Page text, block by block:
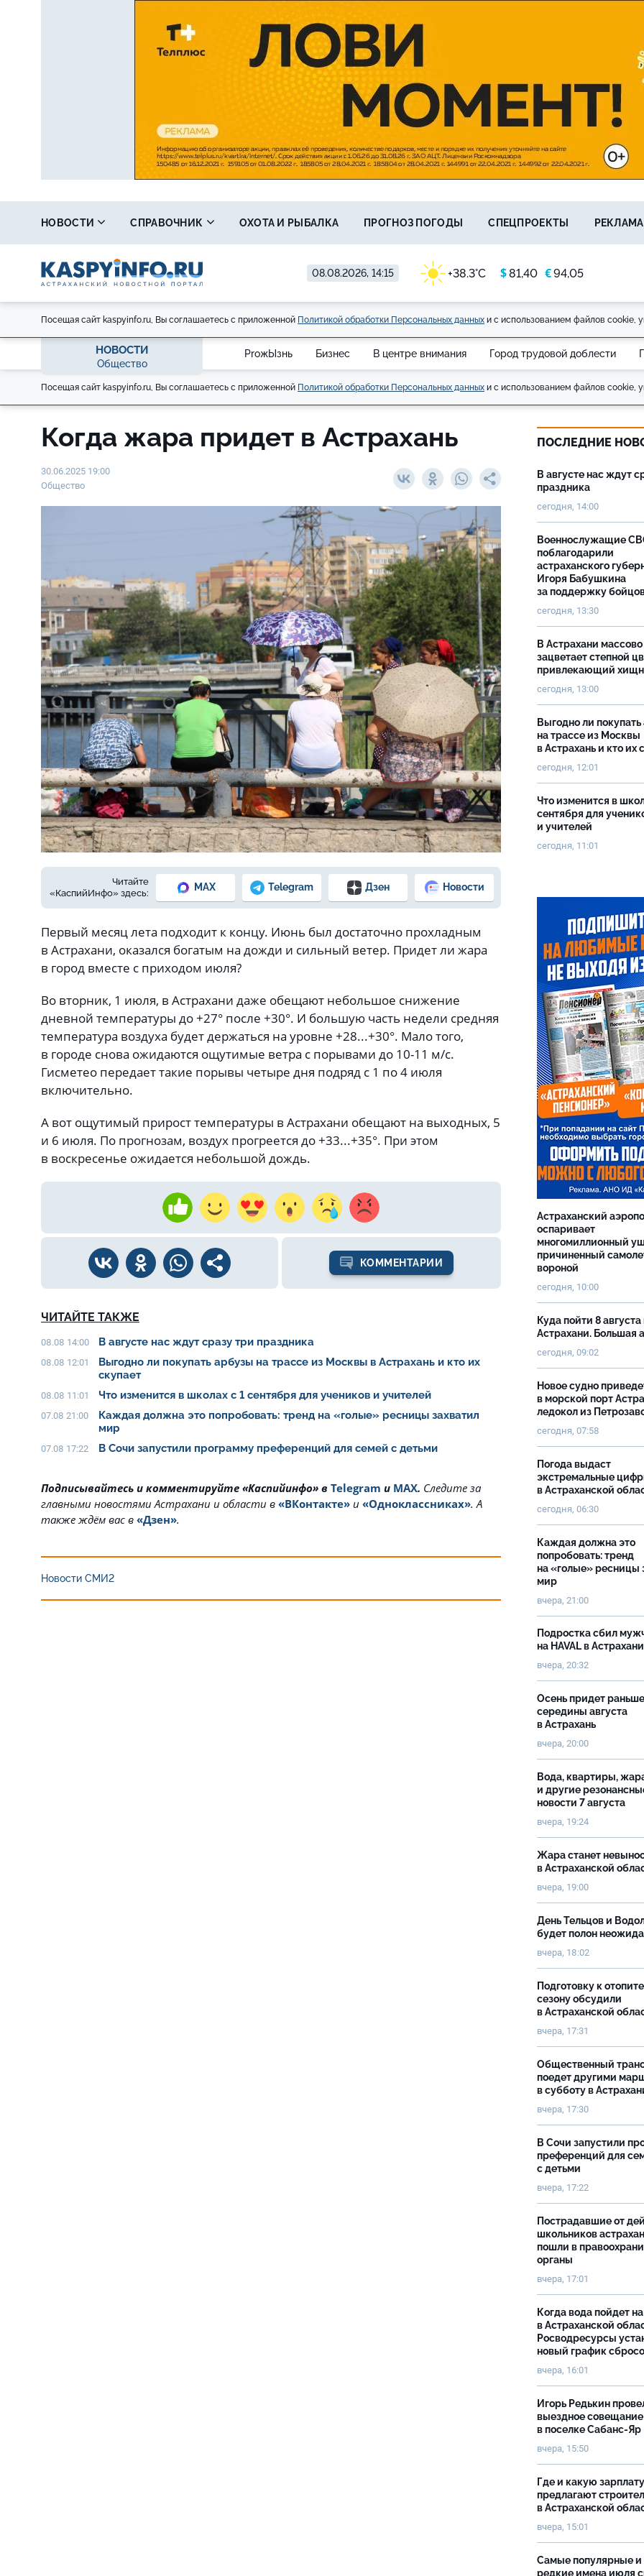
08.08.2026, 14:15 +38.3°C $81,40 €94,05
НОВОСТИ СПРАВОЧНИК ОХОТА И РЫБАЛКА ПРОГНОЗ ПОГОДЫ СПЕЦПРОЕКТЫ
Посещая сайт kaspyinfo.ru, Вы соглашаетесь с приложенной Политикой обработки Персональных данных и с использованием файлов cookie,
НОВОСТИ
Общество
ProжЫзнь Бизнес В центре внимания Город трудовой доблести
Посещая сайт kaspyinfo.ru, Вы соглашаетесь с приложенной Политикой обработки Персональных данных и с использованием файлов cookie,
Когда жара придет в Астрахань
30.06.2025 19:00
Общество
Фото: Елены Зимней
Читайте
«КаспийИнфо» здесь:
MAX Telegram Дзен Новости
Первый месяц лета подходит к концу. Июнь был достаточно прохладным
в Астрахани, оказался богатым на дожди и сильный ветер. Придет ли жара
в город вместе с приходом июля?
Во вторник, 1 июля, в Астрахани даже обещают небольшое снижение
дневной температуры до +27° после +30°. И большую часть недели средняя
температура воздуха будет держаться на уровне +28...+30°. Мало того,
в городе снова ожидаются ощутимые ветра с порывами до 10-11 м/с.
Гисметео передает такие порывы четыре дня подряд с 1 по 4 июля
включительно.
А вот ощутимый прирост температуры в Астрахани обещают на выходных, 5
и 6 июля. По прогнозам, воздух прогреется до +33...+35°. При этом
в воскресенье ожидается небольшой дождь.
КОММЕНТАРИИ
ЧИТАЙТЕ ТАКЖЕ
08.08 14:00 В августе нас ждут сразу три праздника
08.08 12:01
Выгодно ли покупать арбузы на трассе из Москвы в Астрахань и кто их
скупает
08.08 11:01 Что изменится в школах с 1 сентября для учеников и учителей
07.08 21:00
Каждая должна это попробовать: тренд на «голые» ресницы захватил
мир
07.08 17:22 В Сочи запустили программу преференций для семей с детьми
Подписывайтесь и комментируйте «Каспийинфо» в Telegram и MAX. Cледите за
главными новостями Астрахани и области в «ВКонтакте» и «Одноклассниках». А
также ждём вас в «Дзен».
Новости СМИ2
ПОСЛЕДНИЕ
В августе нас ждут
праздника
сегодня, 14:00
Военнослужащие
поблагодарили
астраханского
Игоря Бабушкина
за поддержку
сегодня, 13:30
В Астрахани массово
зацветает степной
привлекающий
сегодня, 13:00
Выгодно ли
на трассе из Москвы
в Астрахань и кто их
сегодня, 12:01
Что изменится в
сентября для
и учителей
сегодня, 11:01
Астраханский
оспаривает
многомиллионный
причиненный
вороной
сегодня, 10:00
Куда пойти 8 августа
Астрахани. Большая
сегодня, 09:02
Новое судно
в морской порт
ледокол из
сегодня, 07:58
Погода выдаст
экстремальные
в Астраханской
сегодня, 06:30
Каждая должна это
попробовать: тренд
на «голые» ресницы
мир
вчера, 21:00
Подростка сбил
на HAVAL в Астрахани
вчера, 20:32
Осень придет раньше
середины августа
в Астрахань
вчера, 20:00
Вода, квартиры,
и другие
новости 7 августа
вчера, 19:24
Жара станет
в Астраханской
вчера, 19:00
День Тельцов и
будет полон
вчера, 18:02
Подготовку к
сезону обсудили
в Астраханской
вчера, 17:31
Общественный
поедет другими
в субботу в
вчера, 17:30
В Сочи запустили
преференций для
с детьми
вчера, 17:22
Пострадавшие от
школьников
пошли в
органы
вчера, 17:01
Когда вода пойдет
в Астраханской
Росводресурсы
новый график
вчера, 16:01
Игорь Редькин
выездное совещание
в поселке Сабанс-Яр
вчера, 15:50
Где и какую зарплату
предлагают
в Астраханской
вчера, 15:01
Самые популярные
редкие имена июля